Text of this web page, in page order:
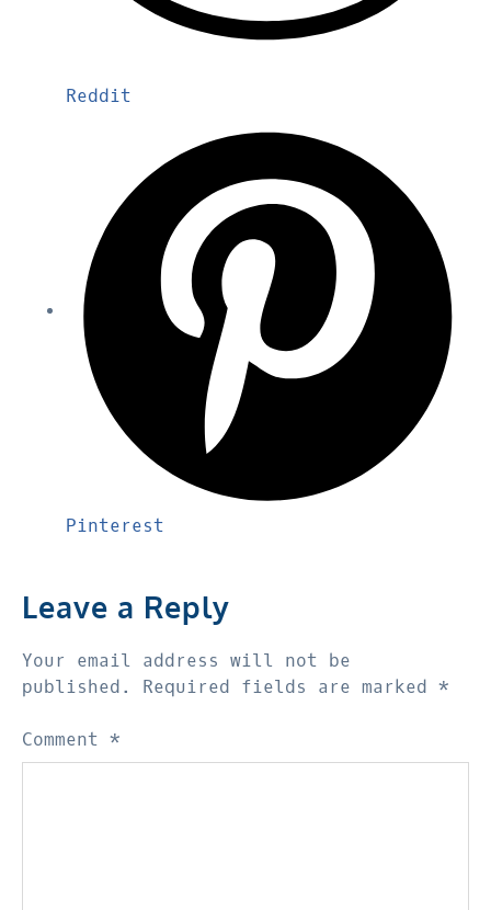
Reddit
Pinterest
Leave a Reply
Your email address will not be
published.
Required fields are marked *
Comment *